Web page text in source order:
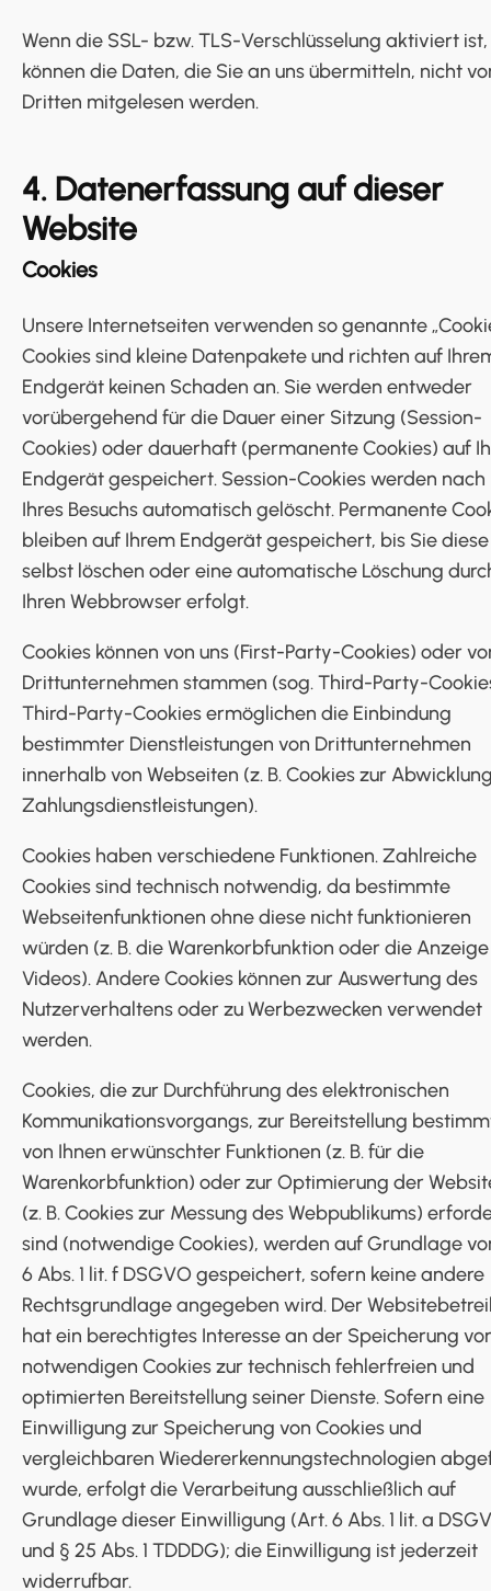
Wenn die SSL- bzw. TLS-Verschlüsselung aktiviert ist,
können die Daten, die Sie an uns übermitteln, nicht
Dritten mitgelesen werden.
4. Datenerfassung auf dieser
Website
Cookies
Unsere Internetseiten verwenden so genannte
Cookies sind kleine Datenpakete und richten auf
Endgerät keinen Schaden an. Sie werden entweder
vorübergehend für die Dauer einer Sitzung (Session-
Cookies) oder dauerhaft (permanente Cookies) auf
Endgerät gespeichert. Session-Cookies werden nach
Ihres Besuchs automatisch gelöscht. Permanente
bleiben auf Ihrem Endgerät gespeichert, bis Sie diese
selbst löschen oder eine automatische Löschung
Ihren Webbrowser erfolgt.
Cookies können von uns (First-Party-Cookies) oder
Drittunternehmen stammen (sog. Third-Party-
Third-Party-Cookies ermöglichen die Einbindung
bestimmter Dienstleistungen von Drittunternehmen
innerhalb von Webseiten (z. B. Cookies zur
Zahlungsdienstleistungen).
Cookies haben verschiedene Funktionen. Zahlreiche
Cookies sind technisch notwendig, da bestimmte
Webseitenfunktionen ohne diese nicht funktionieren
würden (z. B. die Warenkorbfunktion oder die
Videos). Andere Cookies können zur Auswertung des
Nutzerverhaltens oder zu Werbezwecken verwendet
werden.
Cookies, die zur Durchführung des elektronischen
Kommunikationsvorgangs, zur Bereitstellung
von Ihnen erwünschter Funktionen (z. B. für die
Warenkorbfunktion) oder zur Optimierung der
(z. B. Cookies zur Messung des Webpublikums)
sind (notwendige Cookies), werden auf Grundlage
6 Abs. 1 lit. f DSGVO gespeichert, sofern keine andere
Rechtsgrundlage angegeben wird. Der
hat ein berechtigtes Interesse an der Speicherung
notwendigen Cookies zur technisch fehlerfreien und
optimierten Bereitstellung seiner Dienste. Sofern eine
Einwilligung zur Speicherung von Cookies und
vergleichbaren Wiedererkennungstechnologien
wurde, erfolgt die Verarbeitung ausschließlich auf
Grundlage dieser Einwilligung (Art. 6 Abs. 1 lit. a
und § 25 Abs. 1 TDDDG); die Einwilligung ist jederzeit
widerrufbar.